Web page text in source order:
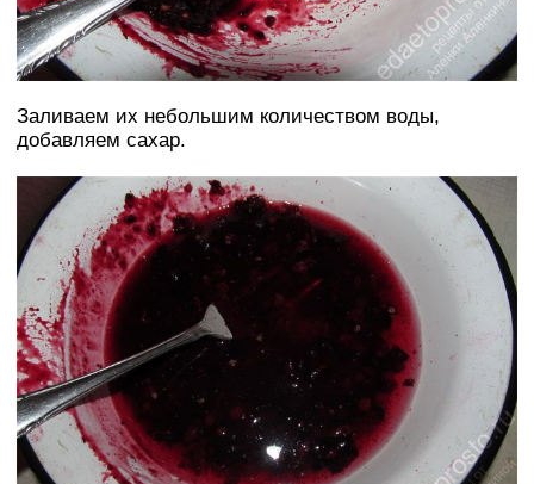
Заливаем их небольшим количеством воды,
добавляем сахар.